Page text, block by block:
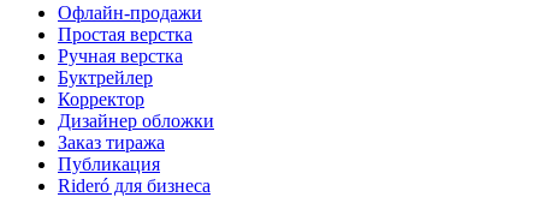
Офлайн-продажи
Простая верстка
Ручная верстка
Буктрейлер
Корректор
Дизайнер обложки
Заказ тиража
Публикация
Rideró для бизнеса